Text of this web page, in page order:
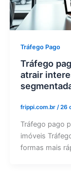
Tráfego Pago
Tráfego
atrair
frippi.com.br /26
Tráfego pago
imóveis
formas mais